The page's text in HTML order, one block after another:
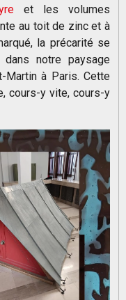
et les volumes
au toit de zinc et à
la précarité se
notre paysage
Martin à Paris. Cette
cours-y vite, cours-y